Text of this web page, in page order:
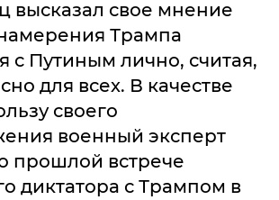
свое мнение
Трампа
с Путиным лично, считая,
для всех. В качестве
своего
военный эксперт
прошлой встрече
диктатора с Трампом в